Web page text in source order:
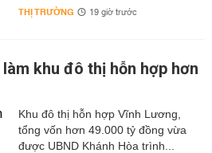
THỊ TRƯỜNG 19 giờ trước
khu đô thị hỗn hợp hơn
Khu đô thị hỗn hợp Vĩnh Lương,
tổng vốn hơn 49.000 tỷ đồng vừa
được UBND Khánh Hòa trình...